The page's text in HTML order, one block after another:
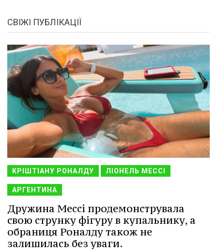
СВІЖІ ПУБЛІКАЦІЇ
КРІШТІАНУ РОНАЛДУ ЛІОНЕЛЬ МЕССІ
АРГЕНТИНА
Дружина Мессі продемонструвала
свою струнку фігуру в купальнику, а
обраниця Роналду також не
залишилась без уваги.